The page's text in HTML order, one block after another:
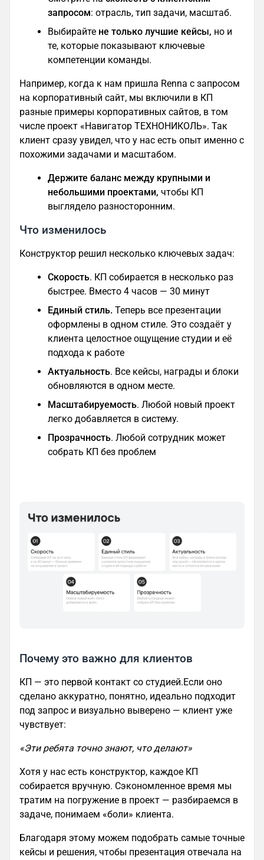
запросом: отрасль, тип задачи, масштаб.
Выбирайте не только лучшие кейсы, но и
те, которые показывают ключевые
компетенции команды.
Например, когда к нам пришла Renna с запросом
на корпоративный сайт, мы включили в КП
разные примеры корпоративных сайтов, в том
числе проект «Навигатор ТЕХНОНИКОЛЬ». Так
клиент сразу увидел, что у нас есть опыт именно с
похожими задачами и масштабом.
Держите баланс между крупными и
небольшими проектами, чтобы КП
выглядело разносторонним.
Что изменилось
Конструктор решил несколько ключевых задач:
Скорость. КП собирается в несколько раз
быстрее. Вместо 4 часов — 30 минут
Единый стиль. Теперь все презентации
оформлены в одном стиле. Это создаёт у
клиента целостное ощущение студии и её
подхода к работе
Актуальность. Все кейсы, награды и блоки
обновляются в одном месте.
Масштабируемость. Любой новый проект
легко добавляется в систему.
Прозрачность. Любой сотрудник может
собрать КП без проблем
Почему это важно для клиентов
КП — это первой контакт со студией.Если оно
сделано аккуратно, понятно, идеально подходит
под запрос и визуально выверено — клиент уже
чувствует:
«Эти ребята точно знают, что делают»
Хотя у нас есть конструктор, каждое КП
собирается вручную. Сэкономленное время мы
тратим на погружение в проект — разбираемся в
задаче, понимаем «боли» клиента.
Благодаря этому можем подобрать самые точные
кейсы и решения, чтобы презентация отвечала на